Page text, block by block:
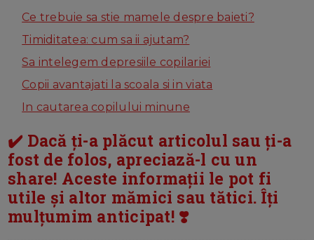
Ce trebuie sa stie mamele despre baieti?
Timiditatea: cum sa ii ajutam?
Sa intelegem depresiile copilariei
Copii avantajati la scoala si in viata
In cautarea copilului minune
✔️ Dacă ți-a plăcut articolul sau ți-a
fost de folos, apreciază-l cu un
share! Aceste informații le pot fi
utile și altor mămici sau tătici. Îți
mulțumim anticipat! ❣️